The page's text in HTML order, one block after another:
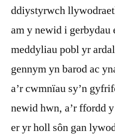
ddiystyrwch
am y newid i gerbydau
meddyliau pobl yr
gennym yn barod ac
a’r cwmnïau sy’n
newid hwn, a’r ffordd
er yr holl sôn gan